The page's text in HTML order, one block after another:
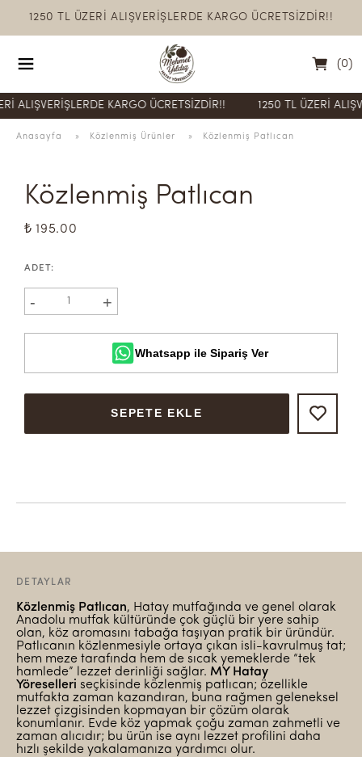
1250 TL ÜZERİ ALIŞVERİŞLERDE KARGO ÜCRETSİZDİR!!
(0)
KARGO ÜCRETSİZDİR!! 1250 TL ÜZERİ
Anasayfa » Közlenmiş Ürünler » Közlenmiş Patlıcan
Közlenmiş Patlıcan
₺ 195.00
ADET:
- 1 +
Whatsapp ile Sipariş Ver
SEPETE EKLE
DETAYLAR
Közlenmiş Patlıcan, Hatay mutfağında ve genel olarak
Anadolu mutfak kültüründe çok güçlü bir yere sahip
olan, köz aromasını tabağa taşıyan pratik bir üründür.
Patlıcanın közlenmesiyle ortaya çıkan isli-kavrulmuş tat;
hem meze tarafında hem de sıcak yemeklerde “tek
hamlede” lezzet derinliği sağlar. MY Hatay
Yöreselleri seçkisinde közlenmiş patlıcan; özellikle
mutfakta zaman kazandıran, buna rağmen geleneksel
lezzet çizgisinden kopmayan bir çözüm olarak
konumlanır. Evde köz yapmak çoğu zaman zahmetli ve
zaman alıcıdır; bu ürün ise aynı lezzet profilini daha
hızlı şekilde yakalamanıza yardımcı olur.